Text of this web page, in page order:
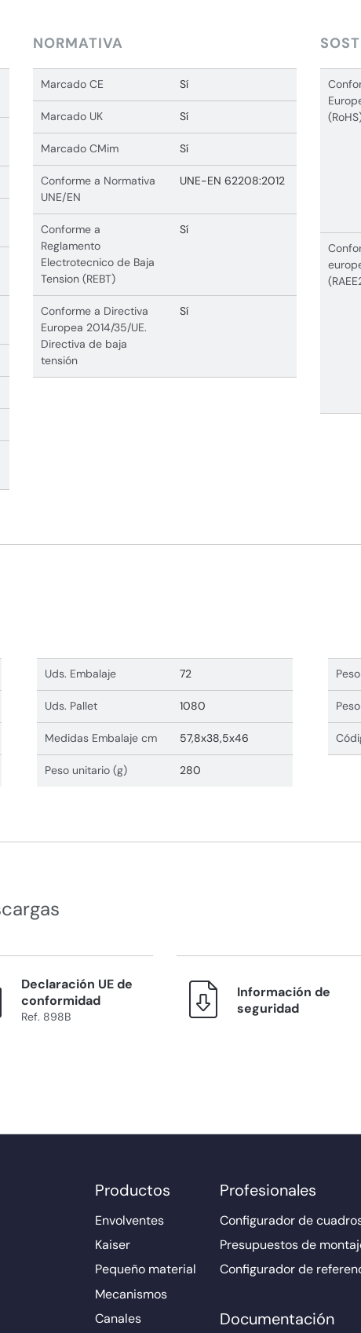
NORMATIVA
Marcado CE Sí
Marcado UK Sí
Marcado CMim Sí
Conforme a Normativa
UNE/EN
UNE-EN 62208:2012
Conforme a
Reglamento
Electrotecnico de Baja
Tension (REBT)
Sí
Conforme a Directiva
Europea 2014/35/UE.
Directiva de baja
tensión
Sí
Uds. Embalaje 72
Uds. Pallet 1080
Medidas Embalaje cm 57,8x38,5x46
Peso unitario (g) 280
Declaración UE de
conformidad
Ref. 898B
Información de
seguridad
Productos
Envolventes
Kaiser
Pequeño material
Mecanismos
Canales
Profesionales
Configurador de
Presupuestos de
Configurador de
Documentación